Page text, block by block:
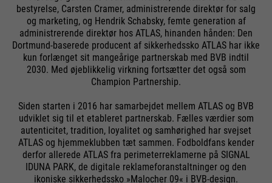
bestyrelse, Carsten Cramer, administrerende direktør for salg
og marketing, og Hendrik Schabsky, femte generation af
administrerende direktør hos ATLAS, hinanden hånden: Den
Dortmund-baserede producent af sikkerhedssko ATLAS har ikke
kun forlænget sit mangeårige partnerskab med BVB indtil
2030. Med øjeblikkelig virkning fortsætter det også som
Champion Partnership.
Siden starten i 2016 har samarbejdet mellem ATLAS og BVB
udviklet sig til et etableret partnerskab. Fælles værdier som
autenticitet, tradition, loyalitet og samhørighed har svejset
ATLAS og hjemmeklubben tæt sammen. Fodboldfans kender
derfor allerede ATLAS fra perimeterreklamerne på SIGNAL
IDUNA PARK, de digitale reklameforanstaltninger og den
ikoniske sikkerhedssko »Malocher 09« i BVB-design.